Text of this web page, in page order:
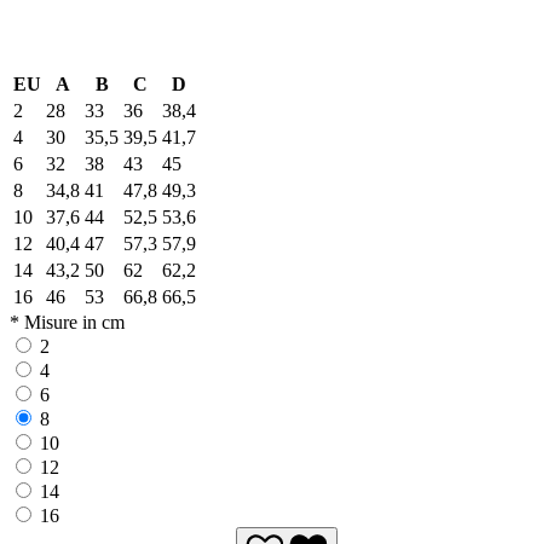
EU A B C
D
2
28 33 36
38,4
4
30 35,5 39,5 41,7
6
32 38 43
45
8
34,8 41 47,8 49,3
10
37,6 44 52,5 53,6
12
40,4 47 57,3 57,9
14
43,2 50 62
62,2
16
46 53 66,8 66,5
* Misure in cm
2
4
6
8
10
12
14
16